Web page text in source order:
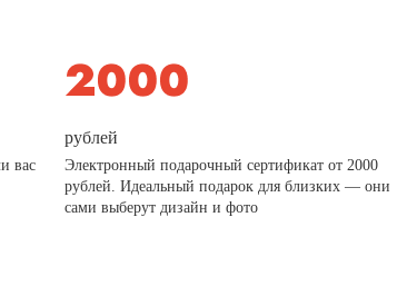
вас
рублей
Электронный подарочный сертификат от 2000
рублей. Идеальный подарок для близких — они
сами выберут дизайн и фото